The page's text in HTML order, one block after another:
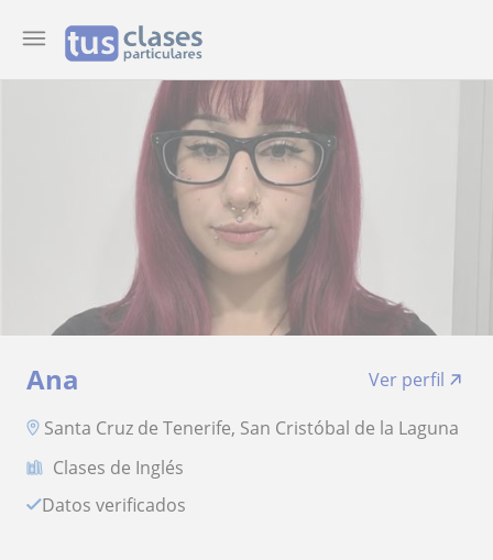
Ana
Ver perfil
Santa Cruz de Tenerife, San Cristóbal de la Laguna
Clases de Inglés
Datos verificados